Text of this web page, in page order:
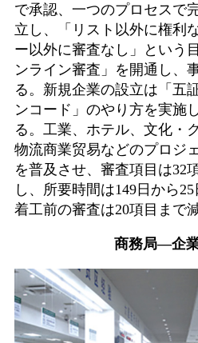
で承認、一つのプロセスで
立し、「リスト以外に権利
ー以外に審査なし」という
ンライン審査」を開通し、
る。新規企業の設立は「五
ンコード」のやり方を実施
る。工業、ホテル、文化・
物流商業贸易などのプロジ
を普及させ、審査項目は32
し、所要時間は149日から
着工前の審査は20項目まで
商務局—企